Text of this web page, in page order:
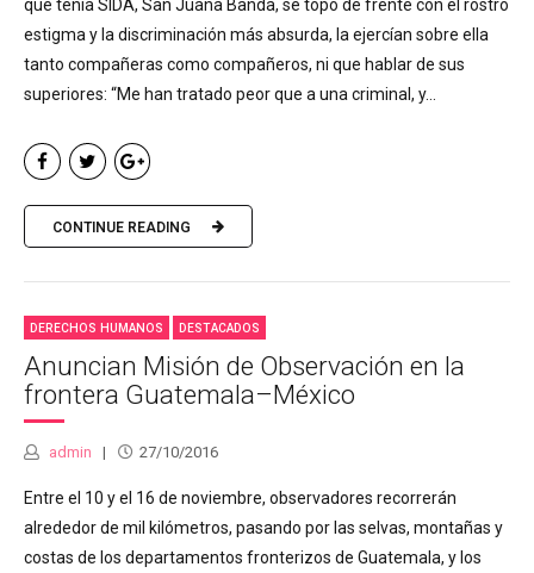
que tenía SIDA, San Juana Banda, se topó de frente con el rostro
estigma y la discriminación más absurda, la ejercían sobre ella
tanto compañeras como compañeros, ni que hablar de sus
superiores: “Me han tratado peor que a una criminal, y...
CONTINUE READING
DERECHOS HUMANOS DESTACADOS
Anuncian Misión de Observación en la
frontera Guatemala–México
admin 27/10/2016
Entre el 10 y el 16 de noviembre, observadores recorrerán
alrededor de mil kilómetros, pasando por las selvas, montañas y
costas de los departamentos fronterizos de Guatemala, y los